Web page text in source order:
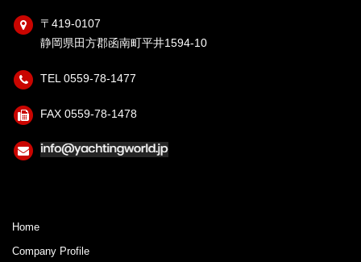
〒419-0107
静岡県田方郡函南町平井1594-10
TEL 0559-78-1477
FAX 0559-78-1478
Home
Company Profile